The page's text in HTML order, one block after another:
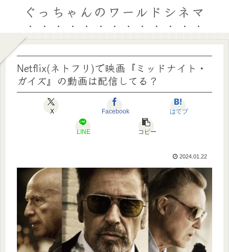
ぐっちゃんのワールドシネマ
Netflix(ネトフリ)で映画『ミッドナイト・
ガイズ』の動画は配信してる？
X Facebook はてブ
LINE コピー
2024.01.22